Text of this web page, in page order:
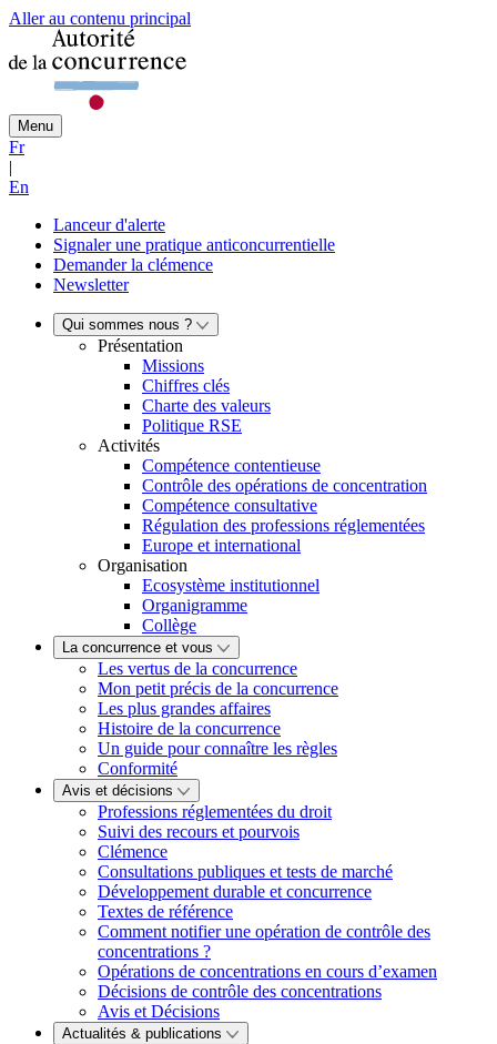
Aller au contenu principal
Menu
Fr
|
En
Lanceur d'alerte
Signaler une pratique anticoncurrentielle
Demander la clémence
Newsletter
Qui sommes nous ?
Présentation
Missions
Chiffres clés
Charte des valeurs
Politique RSE
Activités
Compétence contentieuse
Contrôle des opérations de concentration
Compétence consultative
Régulation des professions réglementées
Europe et international
Organisation
Ecosystème institutionnel
Organigramme
Collège
La concurrence et vous
Les vertus de la concurrence
Mon petit précis de la concurrence
Les plus grandes affaires
Histoire de la concurrence
Un guide pour connaître les règles
Conformité
Avis et décisions
Professions réglementées du droit
Suivi des recours et pourvois
Clémence
Consultations publiques et tests de marché
Développement durable et concurrence
Textes de référence
Comment notifier une opération de contrôle des
concentrations ?
Opérations de concentrations en cours d’examen
Décisions de contrôle des concentrations
Avis et Décisions
Actualités & publications